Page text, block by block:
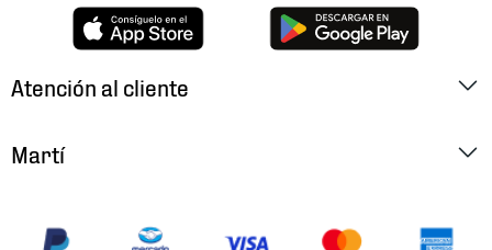
Atención al cliente
Martí
Ubica tu Tienda